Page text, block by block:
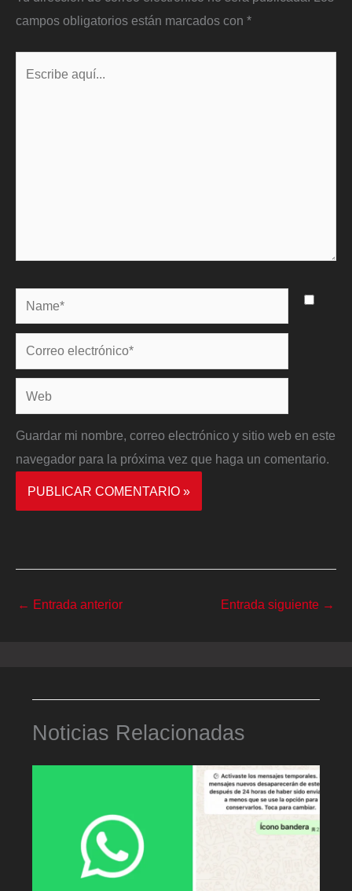
campos obligatorios están marcados con *
Name*
Correo
electrónico*
Web
Guardar mi nombre, correo electrónico y sitio web en este
navegador para la próxima vez que haga un comentario.
← Entrada anterior Entrada siguiente →
Noticias Relacionadas